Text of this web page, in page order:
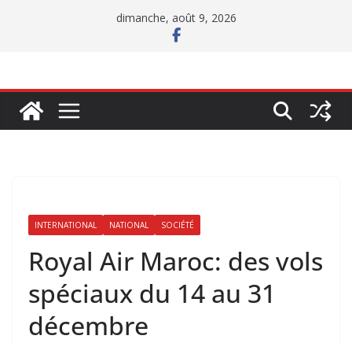
dimanche, août 9, 2026
INTERNATIONAL NATIONAL SOCIÉTÉ
Royal Air Maroc: des vols
spéciaux du 14 au 31
décembre